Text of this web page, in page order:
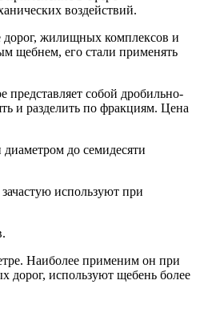
воздействий.
дорог, жилищных комплексов и
щебнем, его стали применять
собой дробильно-
и разделить по фракциям. Цена
до семидесяти
используют при
Наиболее применим он при
дорог, используют щебень более